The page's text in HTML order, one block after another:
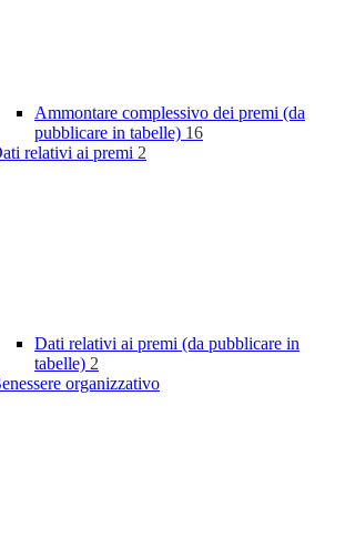
Ammontare complessivo dei premi (da
pubblicare in tabelle) 16
relativi ai premi 2
Dati relativi ai premi (da pubblicare in
tabelle) 2
organizzativo